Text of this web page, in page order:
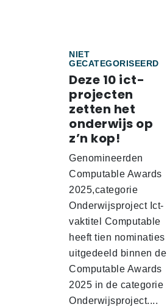
NIET
GECATEGORISEERD
Deze 10 ict-
projecten
zetten het
onderwijs op
z’n kop!
Genomineerden
Computable Awards
2025,categorie
Onderwijsproject Ict-
vaktitel Computable
heeft tien nominaties
uitgedeeld binnen de
Computable Awards
2025 in de categorie
Onderwijsproject....